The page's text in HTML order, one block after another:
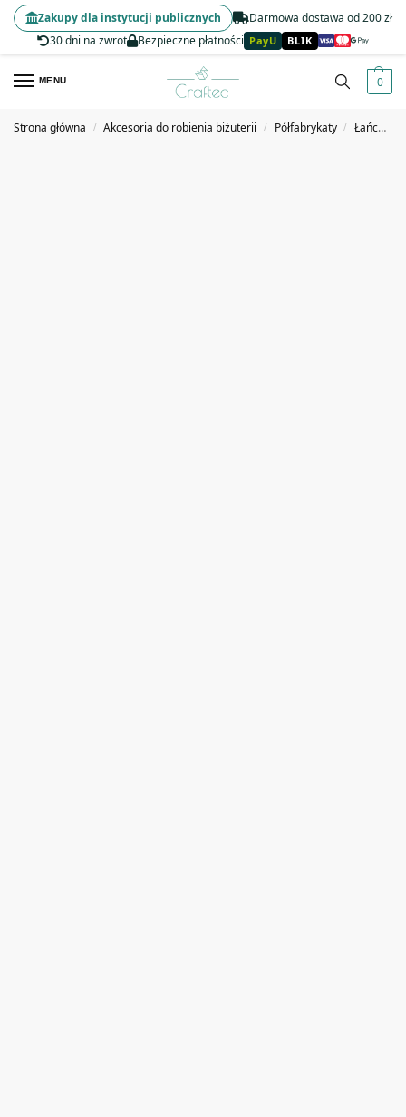
Darmowa dostawa od 200 zł
30 dni na zwrot
Bezpieczne płatności PayU BLIK
Zakupy dla instytucji publicznych
MENU 0
Strona główna / Akcesoria do robienia biżuterii / Półfabrykaty / Łańcuszki, ogniwa i zapięcia jubilerskie